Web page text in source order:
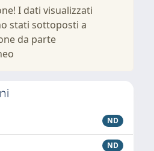
I dati visualizzati
stati sottoposti a
da parte
ND
ND